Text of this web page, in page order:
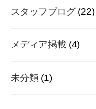
スタッフブログ (22)
メディア掲載 (4)
未分類 (1)